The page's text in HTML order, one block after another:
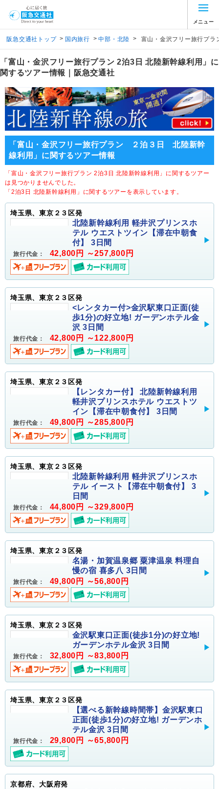
メニュー
阪急交通社トップ > 国内旅行 > 中部・北陸 > 富山・金沢フリー旅行プ
「富山・金沢フリー旅行プラン 2泊3日 北陸新幹線利用」に
関するツアー情報｜阪急交通社
「富山・金沢フリー旅行プラン ２泊３日 北陸新幹
線利用」に関するツアー情報
「富山・金沢フリー旅行プラン 2泊3日 北陸新幹線利用」に関するツアー
は見つかりませんでした。
「2泊3日 北陸新幹線利用」に関するツアーを表示しています。
埼玉県、東京２３区発
北陸新幹線利用 軽井沢プリンスホ
テル ウエストツイン【滞在中朝食
付】 3日間
旅行代金： 42,800円 ～257,800円
埼玉県、東京２３区発
<レンタカー付>金沢駅東口正面(徒
歩1分)の好立地! ガーデンホテル金
沢 3日間
旅行代金： 42,800円 ～122,800円
埼玉県、東京２３区発
【レンタカー付】 北陸新幹線利用
軽井沢プリンスホテル ウエストツ
イン【滞在中朝食付】 3日間
旅行代金： 49,800円 ～285,800円
埼玉県、東京２３区発
北陸新幹線利用 軽井沢プリンスホ
テル イースト【滞在中朝食付】 3
日間
旅行代金： 44,800円 ～329,800円
埼玉県、東京２３区発
名湯・加賀温泉郷 粟津温泉 料理自
慢の宿 喜多八 3日間
旅行代金： 49,800円 ～56,800円
埼玉県、東京２３区発
金沢駅東口正面(徒歩1分)の好立地!
ガーデンホテル金沢 3日間
旅行代金： 32,800円 ～83,800円
埼玉県、東京２３区発
【選べる新幹線時間帯】金沢駅東口
正面(徒歩1分)の好立地! ガーデンホ
テル金沢 3日間
旅行代金： 29,800円 ～65,800円
京都府、大阪府発